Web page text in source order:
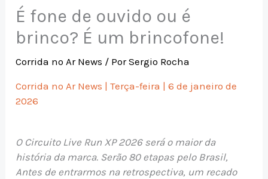
É fone de ouvido ou é
brinco? É um brincofone!
Corrida no Ar News / PorSergio Rocha
Corrida no Ar News | Terça-feira | 6 de janeiro de
2026
O Circuito Live Run XP 2026 será o maior da
história da marca. Serão 80 etapas pelo Brasil,
Antes de entrarmos na retrospectiva, um recado